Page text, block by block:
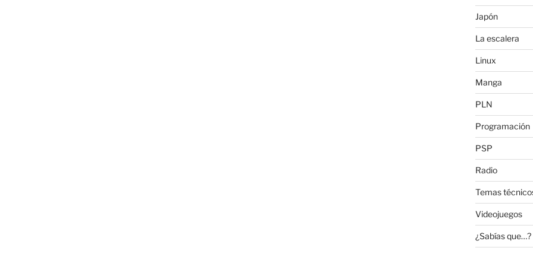
Japón
La escalera
Linux
Manga
PLN
Programación
PSP
Radio
Temas
Videojuegos
¿Sabías que…?